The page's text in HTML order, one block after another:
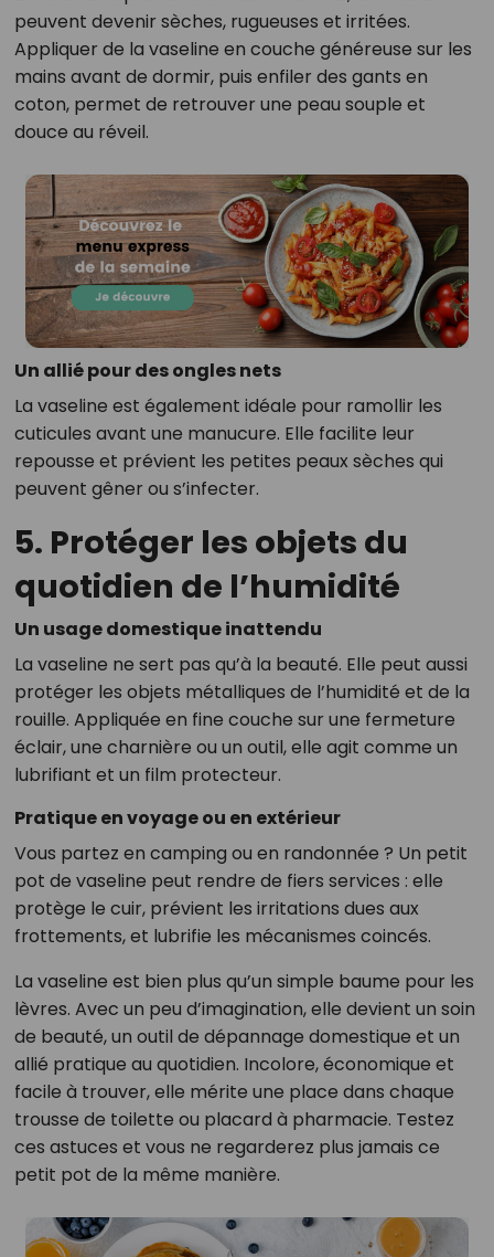
peuvent devenir sèches, rugueuses et irritées.
Appliquer de la vaseline en couche généreuse sur les
mains avant de dormir, puis enfiler des gants en
coton, permet de retrouver une peau souple et
douce au réveil.
Un allié pour des ongles nets
La vaseline est également idéale pour ramollir les
cuticules avant une manucure. Elle facilite leur
repousse et prévient les petites peaux sèches qui
peuvent gêner ou s’infecter.
5. Protéger les objets du
quotidien de l’humidité
Un usage domestique inattendu
La vaseline ne sert pas qu’à la beauté. Elle peut aussi
protéger les objets métalliques de l’humidité et de la
rouille. Appliquée en fine couche sur une fermeture
éclair, une charnière ou un outil, elle agit comme un
lubrifiant et un film protecteur.
Pratique en voyage ou en extérieur
Vous partez en camping ou en randonnée ? Un petit
pot de vaseline peut rendre de fiers services : elle
protège le cuir, prévient les irritations dues aux
frottements, et lubrifie les mécanismes coincés.
La vaseline est bien plus qu’un simple baume pour les
lèvres. Avec un peu d’imagination, elle devient un soin
de beauté, un outil de dépannage domestique et un
allié pratique au quotidien. Incolore, économique et
facile à trouver, elle mérite une place dans chaque
trousse de toilette ou placard à pharmacie. Testez
ces astuces et vous ne regarderez plus jamais ce
petit pot de la même manière.